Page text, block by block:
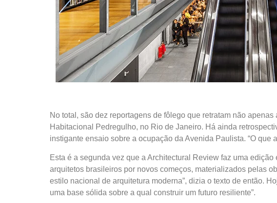
No total, são dez reportagens de fôlego que retratam não
Habitacional Pedregulho, no Rio de Janeiro. Há ainda
instigante ensaio sobre a ocupação da Avenida Paulista. “O que
Esta é a segunda vez que a Architectural Review faz uma
arquitetos brasileiros por novos começos, materializados pelas
estilo nacional de arquitetura moderna”, dizia o texto de então.
uma base sólida sobre a qual construir um futuro resiliente”.